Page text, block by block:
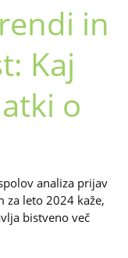
in
Kaj
o
analiza prijav
za leto 2024 kaže,
bistveno več